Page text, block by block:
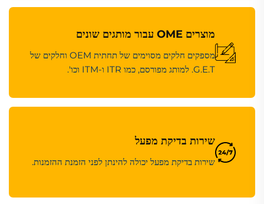
מוצרים OME עבור מותגים שונים
מספקים חלקים מסוימים של תחתית OEM וחלקים של
G.E.T. למותג מפורסם, כמו ITR ו-ITM וכו'.
שירות בדיקת מפעל
שירות בדיקת מפעל יכולה להינתן לפני הזמנת ההזמנות.